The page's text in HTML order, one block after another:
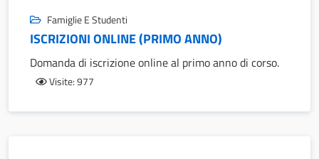
Famiglie E Studenti
ISCRIZIONI ONLINE (PRIMO ANNO)
Domanda di iscrizione online al primo anno di corso.
Visite: 977